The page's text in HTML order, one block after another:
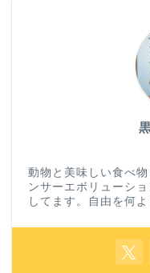
動物と美味しい食べ
ンサーエボリューシ
してます。自由を何よ